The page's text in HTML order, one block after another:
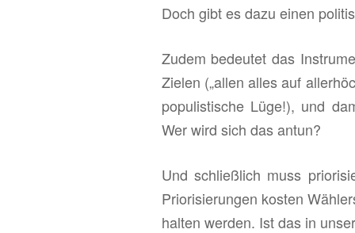
Doch gibt es dazu einen
Zudem be­deu­tet das
Zie­len („allen alles auf
po­pu­lis­ti­sche Lüge!), und
Wer wird sich das antun?
Und schließ­lich muss
Prio­ri­sie­run­gen kos­ten
hal­ten wer­den. Ist das in